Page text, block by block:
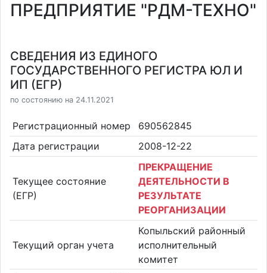
ПРЕДПРИЯТИЕ "РДМ-ТЕХНО"
СВЕДЕНИЯ ИЗ ЕДИНОГО
ГОСУДАРСТВЕННОГО РЕГИСТРА ЮЛ И
ИП (ЕГР)
по состоянию на 24.11.2021
Регистрационный номер
690562845
Дата регистрации
2008-12-22
Текущее состояние
(ЕГР)
ПРЕКРАЩЕНИЕ
ДЕЯТЕЛЬНОСТИ В
РЕЗУЛЬТАТЕ
РЕОРГАНИЗАЦИИ
Текущий орган учета
Копыльский районный
исполнительный
комитет